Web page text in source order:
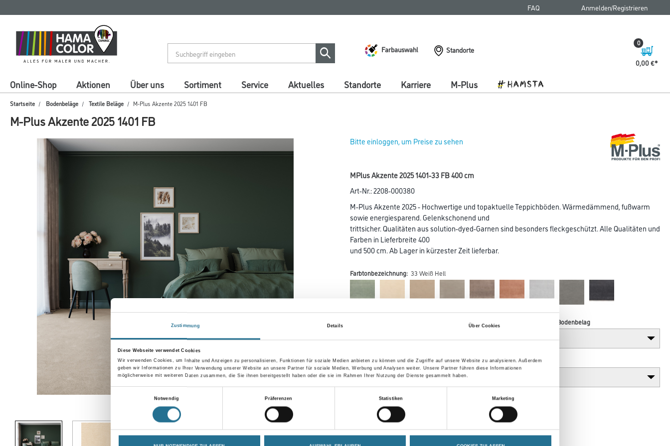
Zustimmung Details Über Cookies
Diese Webseite verwendet Cookies
Wir verwenden Cookies, um Inhalte und Anzeigen zu personalisieren, Funktionen für soziale Medien anbieten zu können und die Zugriffe auf unsere Website zu analysieren. Außerdem
geben wir Informationen zu Ihrer Verwendung unserer Website an unsere Partner für soziale Medien, Werbung und Analysen weiter. Unsere Partner führen diese Informationen
möglicherweise mit weiteren Daten zusammen, die Sie ihnen bereitgestellt haben oder die sie im Rahmen Ihrer Nutzung der Dienste gesammelt haben.
Notwendig
Präferenzen Statistiken Marketing
springen
springen
FAQ Anmelden/Registrieren
Farbauswahl
Standorte
0,00 €
0
Online-Shop Aktionen Über uns Sortiment Service Aktuelles Standorte Karriere M-Plus
Startseite Bodenbeläge Textile Beläge M-Plus Akzente 2025 1401 FB
M-Plus Akzente 2025 1401 FB
Abbildung ähnlich
Bitte einloggen, um Preise zu sehen
MPlus Akzente 2025 1401-33 FB 400 cm
Art-Nr.:2208-000380
M-Plus Akzente 2025 - Hochwertige und topaktuelle Teppichböden. Wärmedämmend, fußwarm
sowie energiesparend. Gelenkschonend und
trittsicher. Qualitäten aus solution-dyed-Garnen sind besonders fleckgeschützt. Alle Qualitäten und
Farben in Lieferbreite 400
und 500 cm. Ab Lager in kürzester Zeit lieferbar.
Farbtonbezeichnung: 33 Weiß Hell
Verarbeitung Bodenbelag
Breite in centimeter Gebinde
Umrechnungsfaktoren